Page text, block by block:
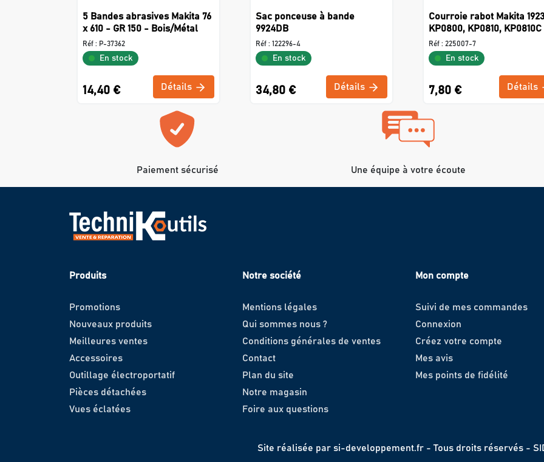
5 Bandes abrasives Makita 76
x 610 - GR 150 - Bois/Métal
Réf : P-37362
En stock
14,40 € Détails
Sac ponceuse à bande
9924DB
Réf : 122296-4
En stock
34,80 € Détails
Courroie rabot Makita
KP0800, KP0810, KP0810C
Réf : 225007-7
En stock
7,80 € Détails
Paiement sécurisé Une équipe à votre écoute
Produits
Promotions
Nouveaux produits
Meilleures ventes
Accessoires
Outillage électroportatif
Pièces détachées
Vues éclatées
Notre société
Mentions légales
Qui sommes nous ?
Conditions générales de ventes
Contact
Plan du site
Notre magasin
Foire aux questions
Mon compte
Suivi de mes commandes
Connexion
Créez votre compte
Mes avis
Mes points de fidélité
Site réalisée par si-developpement.fr - Tous droits réservés -